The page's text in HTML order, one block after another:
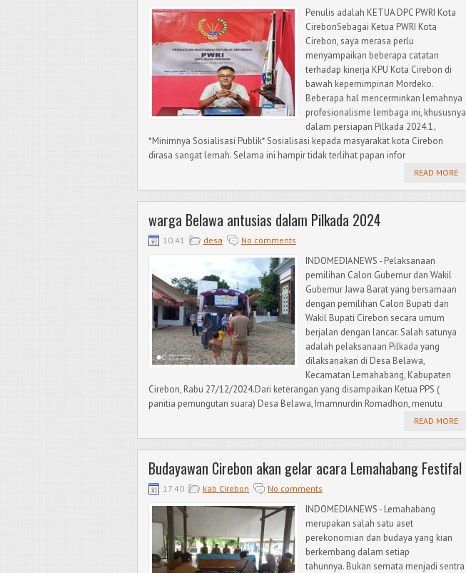
Penulis adalah KETUA DPC PWRI Kota
CirebonSebagai Ketua PWRI Kota
Cirebon, saya merasa perlu
menyampaikan beberapa catatan
terhadap kinerja KPU Kota Cirebon di
bawah kepemimpinan Mordeko.
Beberapa hal mencerminkan lemahnya
profesionalisme lembaga ini, khususnya
dalam persiapan Pilkada 2024.1.
*Minimnya Sosialisasi Publik* Sosialisasi kepada masyarakat kota Cirebon
dirasa sangat lemah. Selama ini hampir tidak terlihat papan infor
READ MORE
warga Belawa antusias dalam Pilkada 2024
10.41 desa No comments
INDOMEDIANEWS - Pelaksanaan
pemilihan Calon Gubernur dan Wakil
Gubernur Jawa Barat yang bersamaan
dengan pemilihan Calon Bupati dan
Wakil Bupati Cirebon secara umum
berjalan dengan lancar. Salah satunya
adalah pelaksanaan Pilkada yang
dilaksanakan di Desa Belawa,
Kecamatan Lemahabang, Kabupaten
Cirebon, Rabu 27/12/2024.Dari keterangan yang disampaikan Ketua PPS (
panitia pemungutan suara) Desa Belawa, Imamnurdin Romadhon, menutu
READ MORE
Budayawan Cirebon akan gelar acara Lemahabang Festifal
17.40 kab Cirebon No comments
INDOMEDIANEWS - Lemahabang
merupakan salah satu aset
perekonomian dan budaya yang kian
berkembang dalam setiap
tahunnya. Bukan semata menjadi sentra